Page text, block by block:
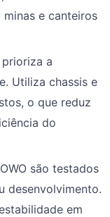
e canteiros
a
Utiliza chassis e
o que reduz
do
são testados
desenvolvimento.
em